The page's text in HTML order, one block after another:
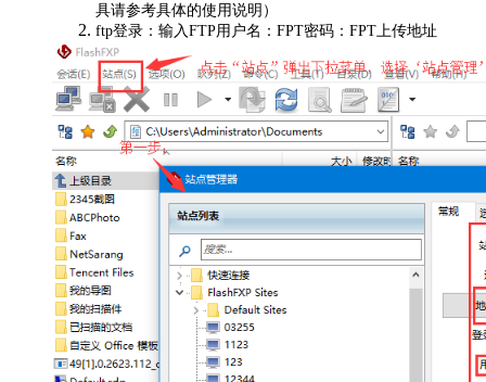
具请参考具体的使用说明）
ftp登录：输入FTP用户名：FPT密码：FPT上传地址